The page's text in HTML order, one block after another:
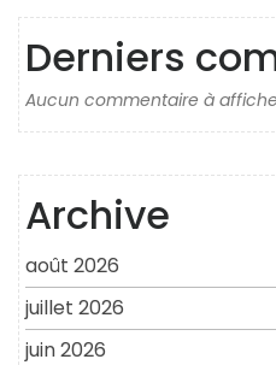
Derniers
Aucun commentaire à
Archive
août 2026
juillet 2026
juin 2026